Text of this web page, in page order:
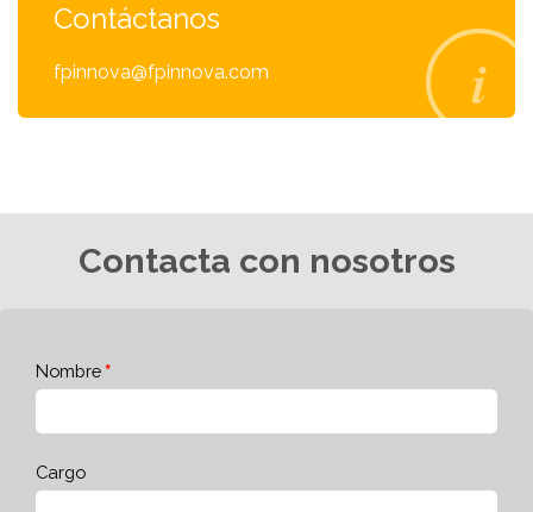
Contáctanos
fpinnova@fpinnova.com
Contacta con nosotros
Nombre
Cargo